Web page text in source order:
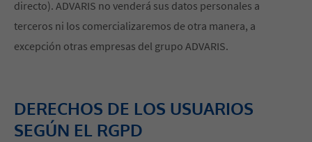
directo). ADVARIS no venderá sus datos personales a
terceros ni los comercializaremos de otra manera, a
excepción otras empresas del grupo ADVARIS.
DERECHOS DE LOS USUARIOS
SEGÚN EL RGPD